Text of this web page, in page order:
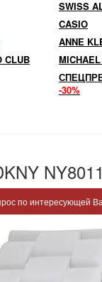
SWISS
CASIO
ANNE
CLUB
-30%
NY8011
по интересующей